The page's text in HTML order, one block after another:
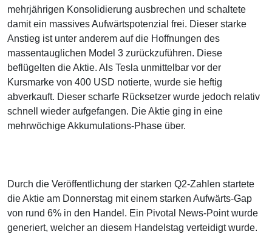
mehrjährigen Konsolidierung ausbrechen und schaltete
damit ein massives Aufwärtspotenzial frei. Dieser starke
Anstieg ist unter anderem auf die Hoffnungen des
massentauglichen Model 3 zurückzuführen. Diese
beflügelten die Aktie. Als Tesla unmittelbar vor der
Kursmarke von 400 USD notierte, wurde sie heftig
abverkauft. Dieser scharfe Rücksetzer wurde jedoch relativ
schnell wieder aufgefangen. Die Aktie ging in eine
mehrwöchige Akkumulations-Phase über.
Durch die Veröffentlichung der starken Q2-Zahlen startete
die Aktie am Donnerstag mit einem starken Aufwärts-Gap
von rund 6% in den Handel. Ein Pivotal News-Point wurde
generiert, welcher an diesem Handelstag verteidigt wurde.